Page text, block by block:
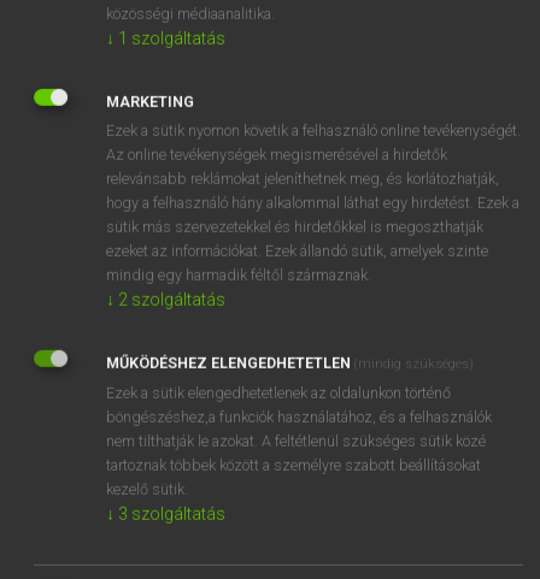
SZÓTÁR LEÍRÁSA
A MAGYAR–SVÉD SZÓTÁR 37 000 szócikket, 13 000
szókapcsolatot és kifejezést, valamint 100 000 szótári
adatot tartalmaz. Elsősorban a köznyelv és az irodalom
szókincsét dolgozza fel. A szótár főszerkesztője, Kiefer
Ferenc, az MTA Nyelvtudományi Intézetének egykori
igazgatója.
SZOTAR.NET APPLIKÁCIÓ
MICROSOFT OFFICE BŐVÍTMÉNY
ONLINE NYELVVIZSGA
közösségi médiaanalitika.
↓ 1 szolgáltatás
MARKETING
Ezek a sütik nyomon követik a felhasználó online tevékenységét.
Az online tevékenységek megismerésével a hirdetők
relevánsabb reklámokat jeleníthetnek meg, és korlátozhatják,
hogy a felhasználó hány alkalommal láthat egy hirdetést. Ezek a
sütik más szervezetekkel és hirdetőkkel is megoszthatják
ezeket az információkat. Ezek állandó sütik, amelyek szinte
mindig egy harmadik féltől származnak.
↓ 2 szolgáltatás
MŰKÖDÉSHEZ ELENGEDHETETLEN (mindig szükséges)
Ezek a sütik elengedhetetlenek az oldalunkon történő
böngészéshez,a funkciók használatához, és a felhasználók
nem tilthatják le azokat. A feltétlenül szükséges sütik közé
tartoznak többek között a személyre szabott beállításokat
kezelő sütik.
↓ 3 szolgáltatás